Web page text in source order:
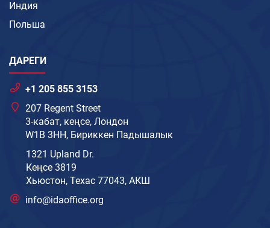
Индия
Польша
ДАРЕГИ
+1 205 855 3153
207 Regent Street
3-кабат, кеңсе, Лондон
W1B 3HH, Бириккен Падышалык
1321 Upland Dr.
Кеңсе 3819
Хьюстон, Техас 77043, АКШ
info@idaoffice.org